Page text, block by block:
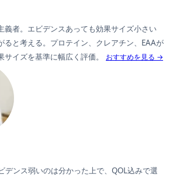
義者。エビデンスあっても効果サイズ小さい
ると考える。プロテイン、クレアチン、EAAが
サイズを基準に幅広く評価。
おすすめを見る →
デンス弱いのは分かった上で、QOL込みで選